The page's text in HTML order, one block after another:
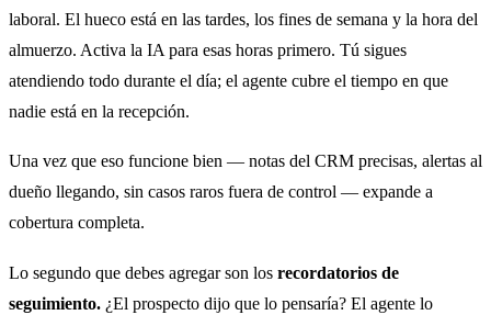
laboral. El hueco está en las tardes, los fines de semana y la hora del
almuerzo. Activa la IA para esas horas primero. Tú sigues
atendiendo todo durante el día; el agente cubre el tiempo en que
nadie está en la recepción.
Una vez que eso funcione bien — notas del CRM precisas, alertas al
dueño llegando, sin casos raros fuera de control — expande a
cobertura completa.
Lo segundo que debes agregar son los recordatorios de
seguimiento. ¿El prospecto dijo que lo pensaría? El agente lo